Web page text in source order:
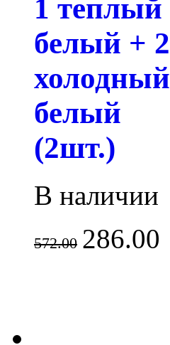
1 теплый
белый + 2
холодный
белый
(2шт.)
В наличии
572.00 286.00